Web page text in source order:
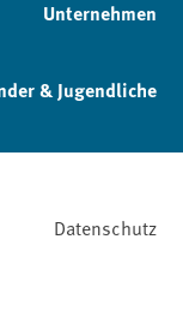
Unternehmen
& Jugendliche
Datenschutz